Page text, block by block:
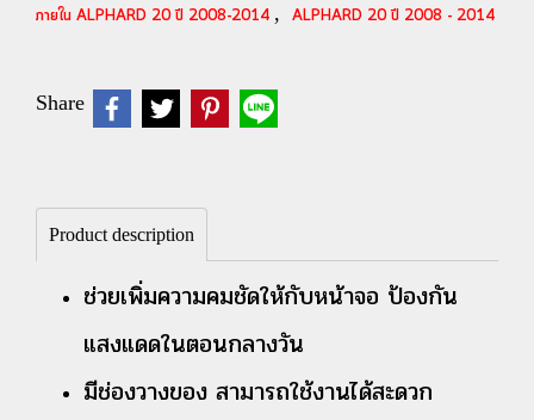
ภายใน ALPHARD 20 ปี 2008-2014 , ALPHARD 20 ปี 2008 - 2014
Share
Product description
ช่วยเพิ่มความคมชัดให้กับหน้าจอ ป้องกัน
แสงแดดในตอนกลางวัน
มีช่องวางของ สามารถใช้งานได้สะดวก